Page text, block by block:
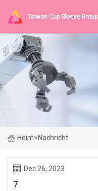
Taiwan Cup Sleeve Group
Heim>Nachricht
Dec 26, 2023
7